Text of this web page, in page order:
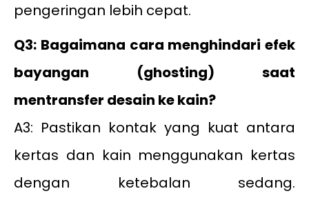
pengeringan lebih cepat.
Q3: Bagaimana cara menghindari efek
bayangan (ghosting) saat
mentransfer desain ke kain?
A3: Pastikan kontak yang kuat antara
kertas dan kain menggunakan kertas
dengan ketebalan sedang.